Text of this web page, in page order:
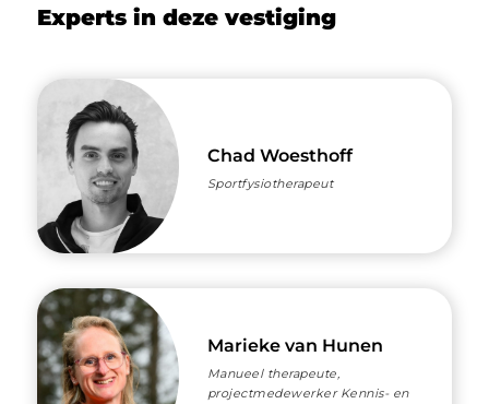
Experts in deze vestiging
Chad Woesthoff
Sportfysiotherapeut
Marieke van Hunen
Manueel therapeute,
projectmedewerker Kennis- en